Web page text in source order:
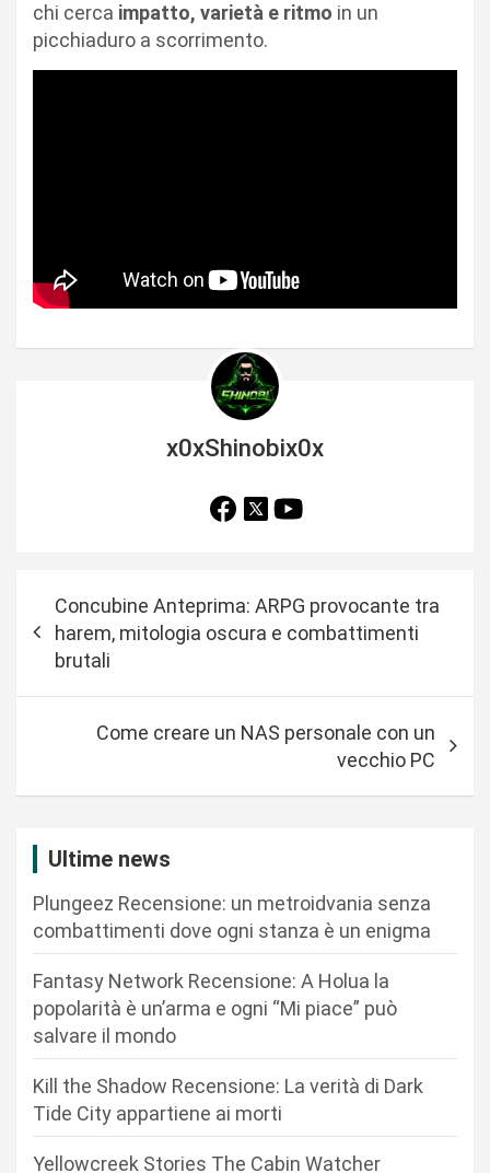
chi cerca impatto, varietà e ritmo in un
picchiaduro a scorrimento.
x0xShinobix0x
i
z
Concubine Anteprima: ARPG provocante tra
harem, mitologia oscura e combattimenti
brutali
Come creare un NAS personale con un
vecchio PC
Ultime news
Plungeez Recensione: un metroidvania senza
combattimenti dove ogni stanza è un enigma
Fantasy Network Recensione: A Holua la
popolarità è un’arma e ogni “Mi piace” può
salvare il mondo
Kill the Shadow Recensione: La verità di Dark
Tide City appartiene ai morti
Yellowcreek Stories The Cabin Watcher